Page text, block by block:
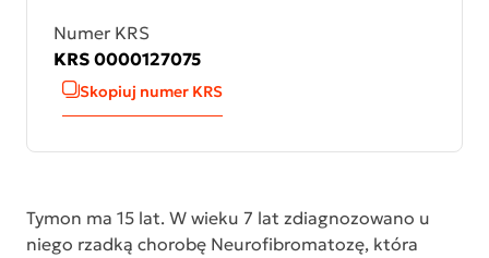
Numer KRS
KRS 0000127075
Skopiuj numer KRS
Tymon ma 15 lat. W wieku 7 lat zdiagnozowano u
niego rzadką chorobę Neurofibromatozę, która